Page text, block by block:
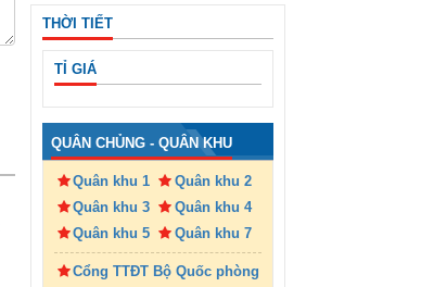
THỜI TIẾT
TỈ GIÁ
QUÂN CHỦNG - QUÂN KHU
Quân khu 1
Quân khu 2
Quân khu 3
Quân khu 4
Quân khu 5
Quân khu 7
Cổng TTĐT Bộ Quốc phòng